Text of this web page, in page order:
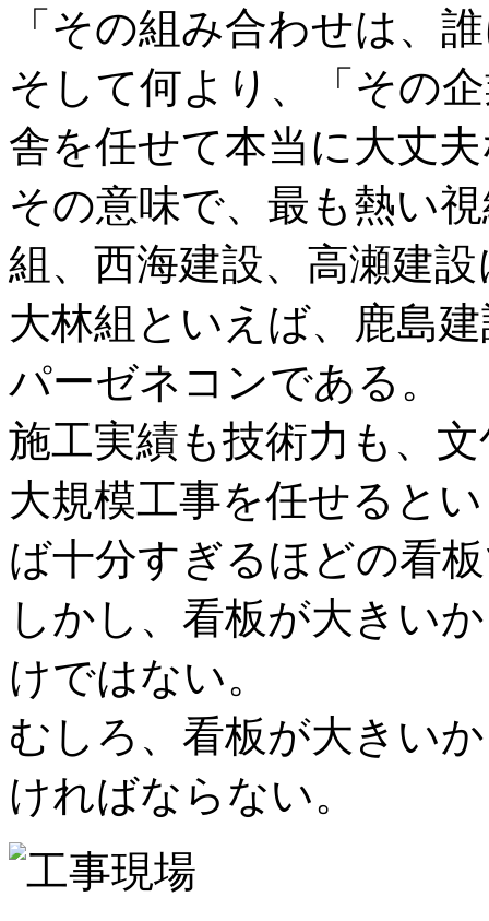
「その組み合わせは、
そして何より、「その
舎を任せて本当に大丈
その意味で、最も熱い
組、西海建設、高瀬建
大林組といえば、鹿島
パーゼネコンである。
施工実績も技術力も、
大規模工事を任せると
ば十分すぎるほどの看
しかし、看板が大きい
けではない。
むしろ、看板が大きい
ければならない。